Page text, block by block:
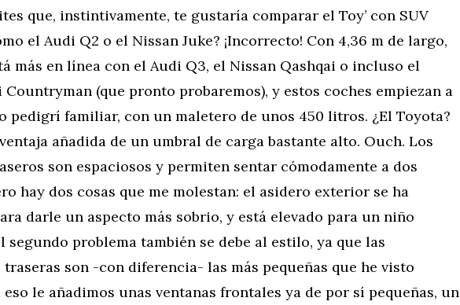
que, instintivamente, te gustaría comparar el Toy’ con SUV
el Audi Q2 o el Nissan Juke? ¡Incorrecto! Con 4,36 m de largo,
más en línea con el Audi Q3, el Nissan Qashqai o incluso el
(que pronto probaremos), y estos coches empiezan a
pedigrí familiar, con un maletero de unos 450 litros. ¿El Toyota?
añadida de un umbral de carga bastante alto. Ouch. Los
son espaciosos y permiten sentar cómodamente a dos
hay dos cosas que me molestan: el asidero exterior se ha
darle un aspecto más sobrio, y está elevado para un niño
segundo problema también se debe al estilo, ya que las
son -con diferencia- las más pequeñas que he visto
eso le añadimos unas ventanas frontales ya de por sí pequeñas, un